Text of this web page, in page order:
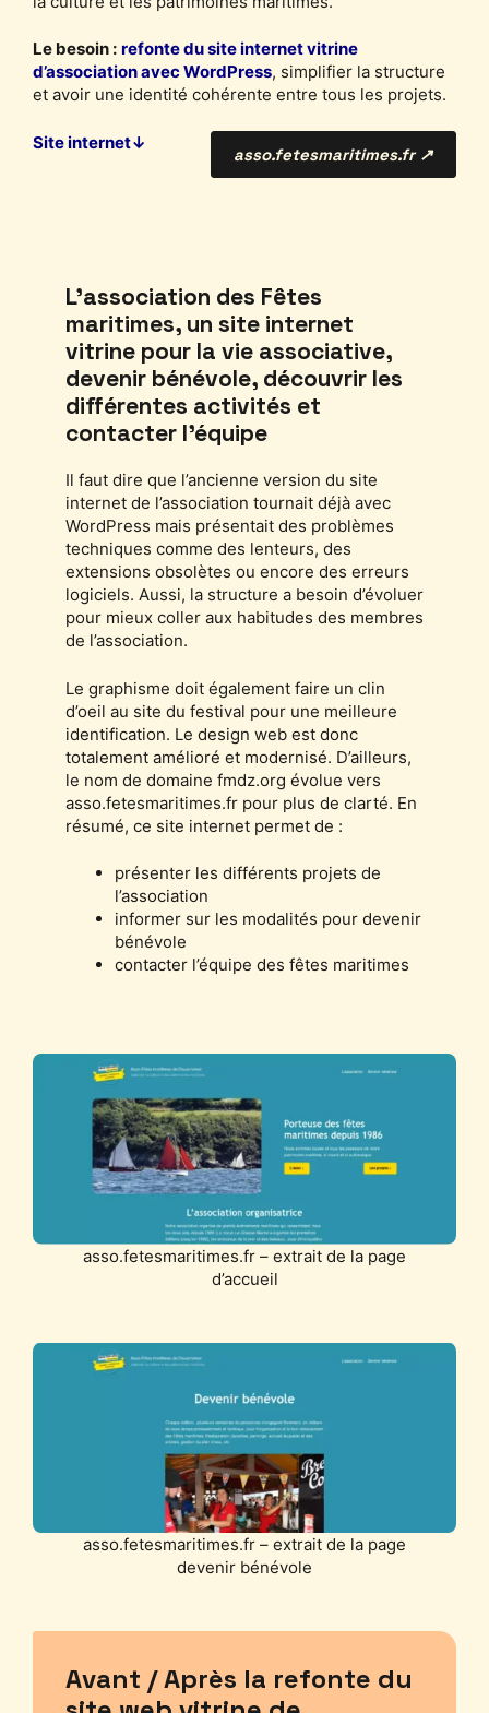
Le besoin : refonte du site internet vitrine
d’association avec WordPress, simplifier la structure
et avoir une identité cohérente entre tous les projets.
Site internet↓
asso.fetesmaritimes.fr ↗
L’association des Fêtes
maritimes, un site internet
vitrine pour la vie associative,
devenir bénévole, découvrir les
différentes activités et
contacter l’équipe
Il faut dire que l’ancienne version du site
internet de l’association tournait déjà avec
WordPress mais présentait des problèmes
techniques comme des lenteurs, des
extensions obsolètes ou encore des erreurs
logiciels. Aussi, la structure a besoin d’évoluer
pour mieux coller aux habitudes des membres
de l’association.
Le graphisme doit également faire un clin
d’oeil au site du festival pour une meilleure
identification. Le design web est donc
totalement amélioré et modernisé. D’ailleurs,
le nom de domaine fmdz.org évolue vers
asso.fetesmaritimes.fr pour plus de clarté. En
résumé, ce site internet permet de :
présenter les différents projets de
l’association
informer sur les modalités pour devenir
bénévole
contacter l’équipe des fêtes maritimes
asso.fetesmaritimes.fr – extrait de la page
d’accueil
asso.fetesmaritimes.fr – extrait de la page
devenir bénévole
Avant / Après la refonte du